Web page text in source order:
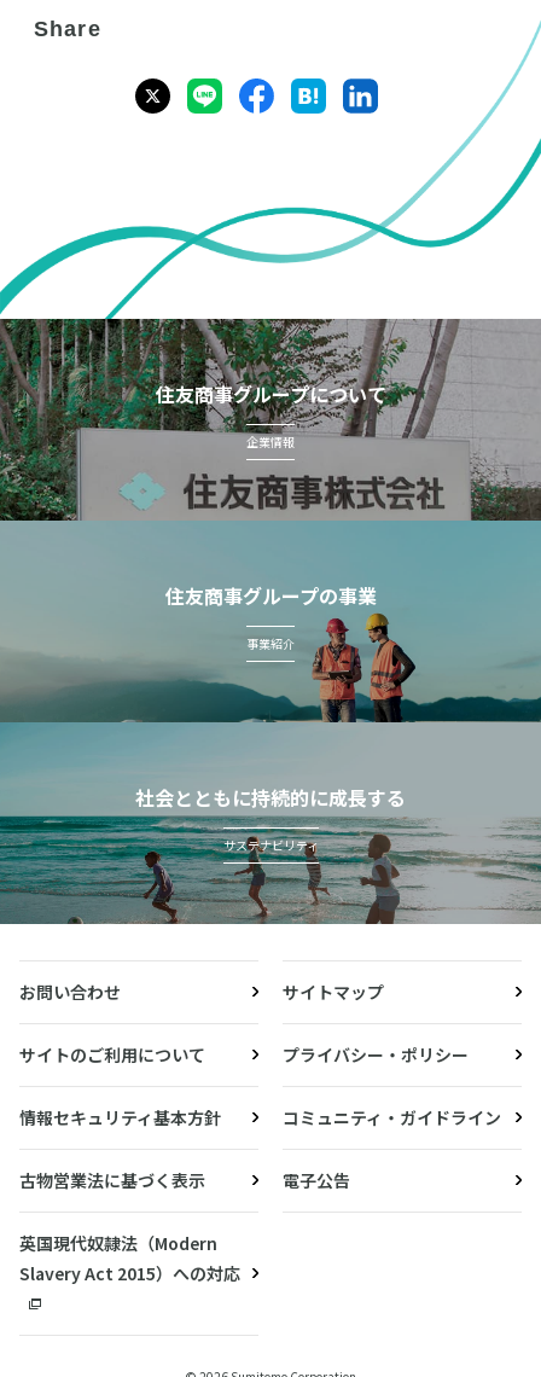
Share
住友商事グループについて
企業情報
住友商事グループの事業
事業紹介
社会とともに持続的に成長する
サステナビリティ
お問い合わせ サイトマップ
サイトのご利用について プライバシー・ポリシー
情報セキュリティ基本方針 コミュニティ・ガイドライン
古物営業法に基づく表示 電子公告
英国現代奴隷法（Modern
Slavery Act 2015）への対応